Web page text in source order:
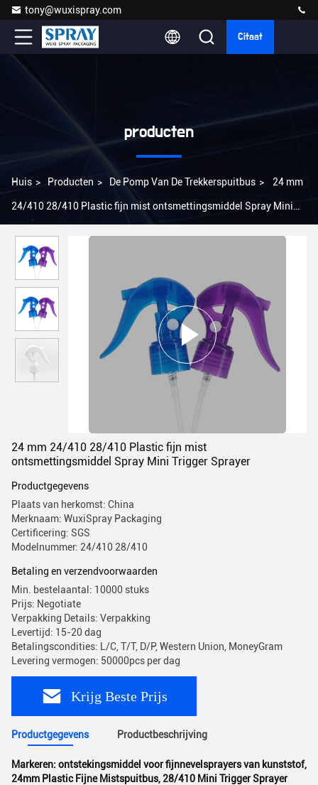
tony@wuxispray.com
Citaat
producten
Huis > Producten > De Pomp Van De Trekkerspuitbus > 24 mm
24/410 28/410 Plastic fijn mist ontsmettingsmiddel Spray Mini
24 mm 24/410 28/410 Plastic fijn mist
ontsmettingsmiddel Spray Mini Trigger Sprayer
Productgegevens
Plaats van herkomst: China
Merknaam: WuxiSpray Packaging
Certificering: SGS
Modelnummer: 24/410 28/410
Betaling en verzendvoorwaarden
Min. bestelaantal: 10000 stuks
Prijs: Negotiate
Verpakking Details: Verpakking
Levertijd: 15-20 dag
Betalingscondities: L/C, T/T, D/P, Western Union, MoneyGram
Levering vermogen: 50000pcs per dag
Krijg Beste Prijs
Productgegevens Productbeschrijving
Markeren: ontstekingsmiddel voor fijnnevelsprayers van kunststof,
24mm Plastic Fijne Mistspuitbus, 28/410 Mini Trigger Sprayer